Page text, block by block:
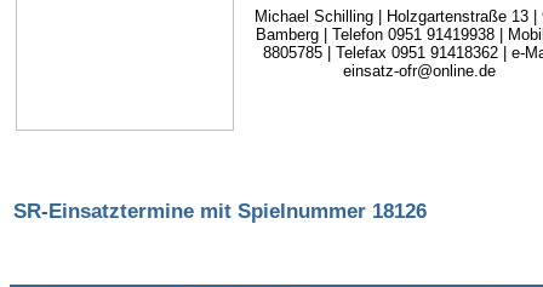
Michael Schilling | Holzgartenstraße 13 |
Bamberg | Telefon 0951 91419938 |
8805785 | Telefax 0951 91418362 | e-
einsatz-ofr@online.de
SR-Einsatztermine mit Spielnummer 18126